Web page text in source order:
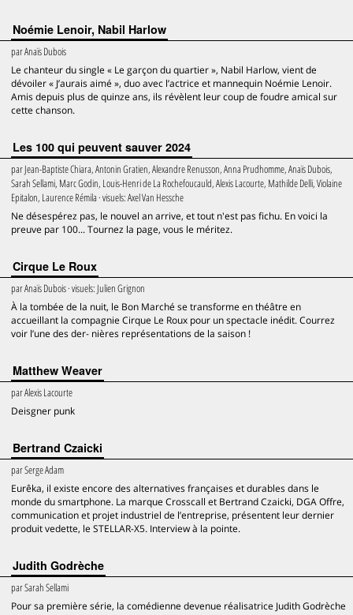
Noémie Lenoir, Nabil Harlow
parAnaïs Dubois
Le chanteur du single « Le garçon du quartier », Nabil Harlow, vient de
dévoiler « J’aurais aimé », duo avec l’actrice et mannequin Noémie Lenoir.
Amis depuis plus de quinze ans, ils révèlent leur coup de foudre amical sur
cette chanson.
Les 100 qui peuvent sauver 2024
parJean-Baptiste Chiara, Antonin Gratien, Alexandre Renusson, Anna Prudhomme, Anaïs Dubois,
Sarah Sellami, Marc Godin, Louis-Henri de La Rochefoucauld, Alexis Lacourte, Mathilde Delli, Violaine
Epitalon, Laurence Rémila · visuels:Axel Van Hessche
Ne désespérez pas, le nouvel an arrive, et tout n'est pas fichu. En voici la
preuve par 100... Tournez la page, vous le méritez.
Cirque Le Roux
parAnaïs Dubois· visuels: Julien Grignon
À la tombée de la nuit, le Bon Marché se transforme en théâtre en
accueillant la compagnie Cirque Le Roux pour un spectacle inédit. Courrez
voir l’une des der- nières représentations de la saison !
Matthew Weaver
parAlexis Lacourte
Deisgner punk
Bertrand Czaicki
parSerge Adam
Eurêka, il existe encore des alternatives françaises et durables dans le
monde du smartphone. La marque Crosscall et Bertrand Czaicki, DGA Offre,
communication et projet industriel de l’entreprise, présentent leur dernier
produit vedette, le STELLAR-X5. Interview à la pointe.
Judith Godrèche
parSarah Sellami
Pour sa première série, la comédienne devenue réalisatrice Judith Godrèche